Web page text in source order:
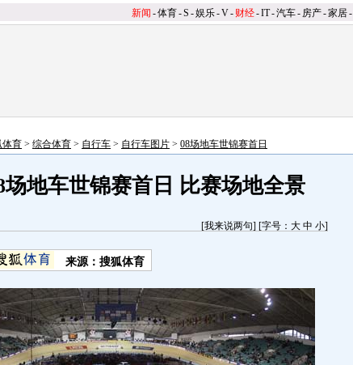
新闻 -体育-S -娱乐-V- 财经-IT-汽车- 房产-家居-
体育 > 综合体育 > 自行车 > 自行车图片 > 08场地车世锦赛首日
场地车世锦赛首日 比赛场地全景
[我来说两句] [字号： 大 中 小]
来源：搜狐体育